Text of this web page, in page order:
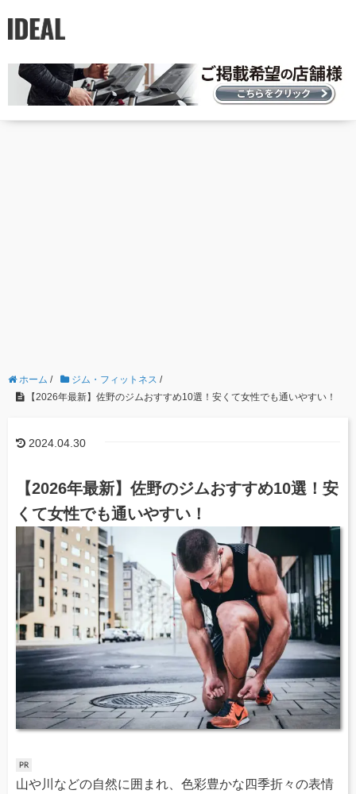
ホーム / ジム・フィットネス /
【2026年最新】佐野のジムおすすめ10選！安くて女性でも通いやすい！
2024.04.30
【2026年最新】佐野のジムおすすめ10選！安
くて女性でも通いやすい！
山や川などの自然に囲まれ、色彩豊かな四季折々の表情